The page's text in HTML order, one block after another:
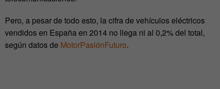
Pero, a pesar de todo esto, la cifra de vehículos eléctricos
vendidos en España en 2014 no llega ni al 0,2% del total,
según datos de MotorPasiónFuturo.